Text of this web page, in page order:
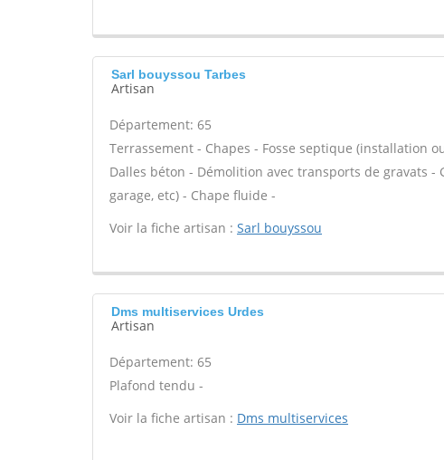
Sarl bouyssou Tarbes
Artisan
Département: 65
Terrassement - Chapes - Fosse septique (installation
Dalles béton - Démolition avec transports de gravats -
garage, etc) - Chape fluide -
Voir la fiche artisan : Sarl bouyssou
Dms multiservices Urdes
Artisan
Département: 65
Plafond tendu -
Voir la fiche artisan : Dms multiservices